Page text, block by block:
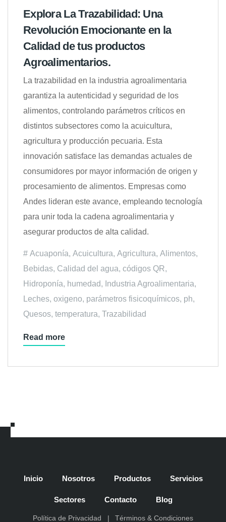
Explora La Trazabilidad: Una
Revolución Emocionante en la
Calidad de tus productos
Agroalimentarios.
La trazabilidad en la industria agroalimentaria
garantiza la autenticidad y seguridad de los
alimentos, controlando parámetros críticos en
distintos subsectores como la acuicultura,
agricultura y producción pecuaria. Esta
innovación satisface las demandas actuales de
consumidores por mayor información de origen y
procesamiento de alimentos. Empresas como
Andes lideran este avance, empleando tecnología
para unir toda la cadena agroalimentaria y
asegurar productos de alta calidad.
Acuaponía, Acuicultura, Agricultura, Alimentos,
Bebidas, Calidad del agua, códigos QR,
Hidroponía, humedad, Industria Agroalimentaria,
Leches, oxigeno, parámetros fisicoquímicos, ph,
Quesos, temperatura, Trazabilidad
Read more
Inicio Nosotros Productos Servicios
Sectores Contacto Blog
Política de Privacidad Términos & Condiciones